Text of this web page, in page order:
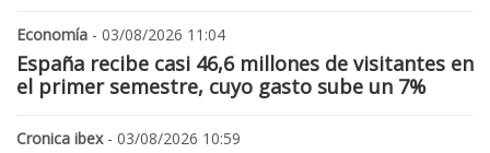
Economía - 03/08/2026 11:04
España recibe casi 46,6 millones de visitantes en
el primer semestre, cuyo gasto sube un 7%
Cronica ibex- 03/08/2026 10:59